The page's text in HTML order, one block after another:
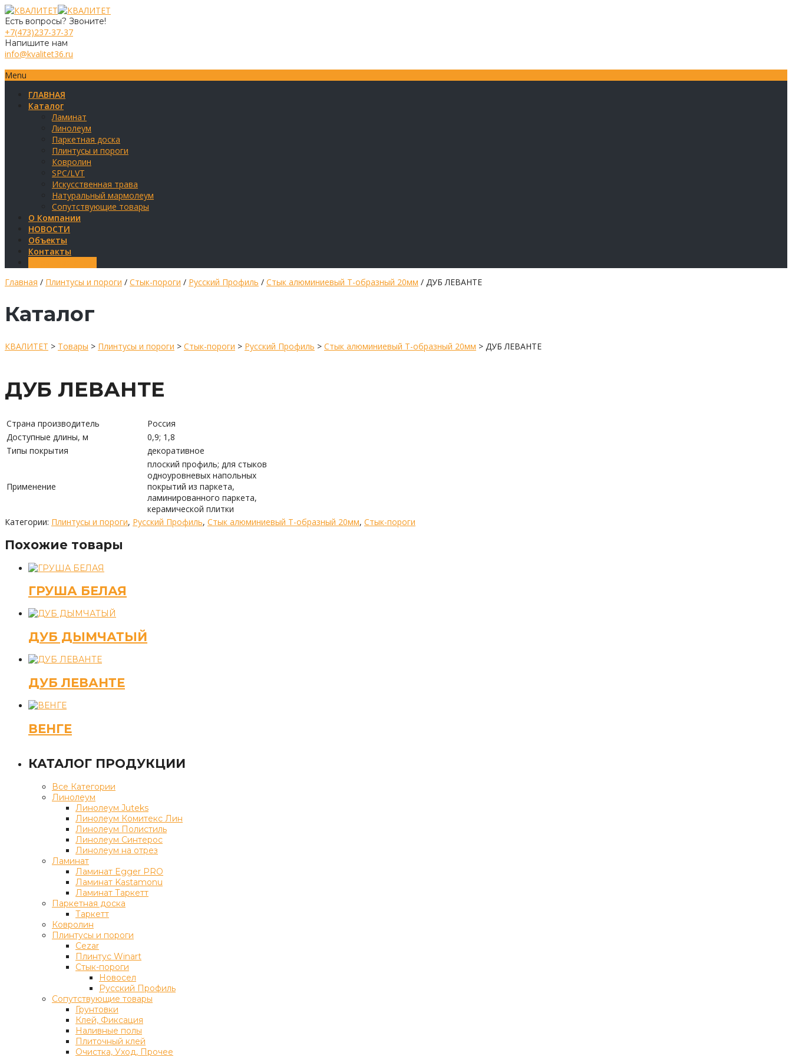
Есть вопросы? Звоните!
+7(473)237-37-37
Напишите нам
info@kvalitet36.ru
Menu
ГЛАВНАЯ
Каталог
Ламинат
Линолеум
Паркетная доска
Плинтусы и пороги
Ковролин
SPC/LVT
Искусственная трава
Натуральный мармолеум
Сопутствующие товары
О Компании
НОВОСТИ
Объекты
Контакты
Главная / Плинтусы и пороги / Стык-пороги / Русский Профиль / Стык алюминиевый Т-образный 20мм / ДУБ ЛЕВАНТЕ
Каталог
КВАЛИТЕТ > Товары > Плинтусы и пороги > Стык-пороги > Русский Профиль > Стык алюминиевый Т-образный 20мм > ДУБ ЛЕВАНТЕ
ДУБ ЛЕВАНТЕ
Страна производитель
Россия
Доступные длины, м
0,9; 1,8
Типы покрытия
декоративное
Применение
плоский профиль; для стыков
одноуровневых напольных
покрытий из паркета,
ламинированного паркета,
керамической плитки
Категории: Плинтусы и пороги, Русский Профиль, Стык алюминиевый Т-образный 20мм, Стык-пороги
Похожие товары
ГРУША БЕЛАЯ
ДУБ ДЫМЧАТЫЙ
ДУБ ЛЕВАНТЕ
ВЕНГЕ
КАТАЛОГ ПРОДУКЦИИ
Все Категории
Линолеум
Линолеум Juteks
Линолеум Комитекс Лин
Линолеум Полистиль
Линолеум Синтерос
Линолеум на отрез
Ламинат
Ламинат Egger PRO
Ламинат Kastamonu
Ламинат Таркетт
Паркетная доска
Таркетт
Ковролин
Плинтусы и пороги
Cezar
Плинтус Winart
Стык-пороги
Новосел
Русский Профиль
Сопутствующие товары
Грунтовки
Клей, Фиксация
Наливные полы
Плиточный клей
Очистка, Уход, Прочее